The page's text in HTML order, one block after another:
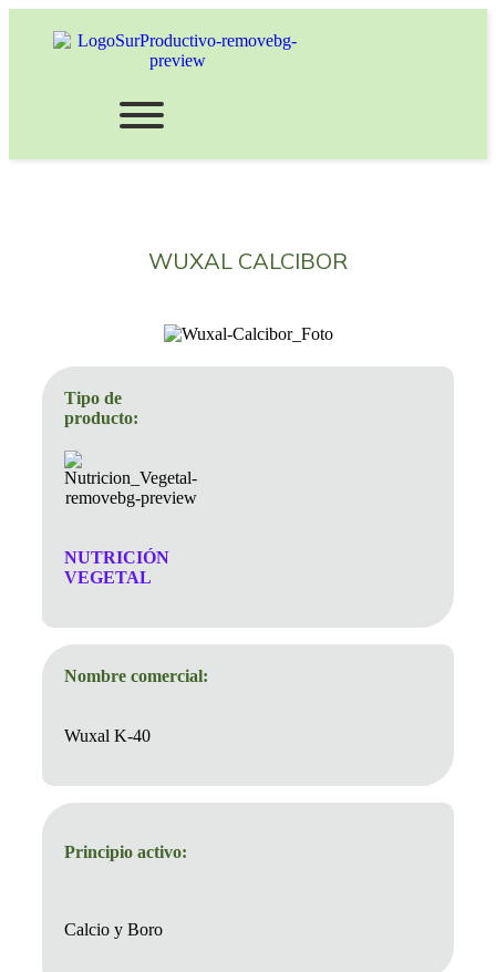
WUXAL CALCIBOR
Tipo de
producto:
NUTRICIÓN
VEGETAL
Nombre comercial:
Wuxal K-40
Principio activo:
Calcio y Boro